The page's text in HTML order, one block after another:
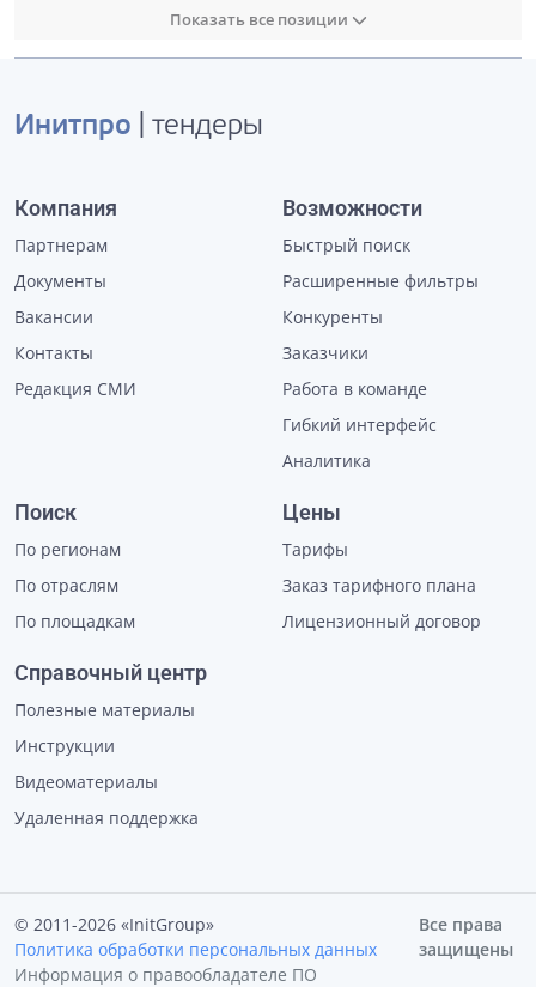
Показать все позиции
Инитпро | тендеры
Компания
Партнерам
Документы
Вакансии
Контакты
Редакция СМИ
Возможности
Быстрый поиск
Расширенные фильтры
Конкуренты
Заказчики
Работа в команде
Гибкий интерфейс
Аналитика
Поиск
По регионам
По отраслям
По площадкам
Цены
Тарифы
Заказ тарифного плана
Лицензионный договор
Справочный центр
Полезные материалы
Инструкции
Видеоматериалы
Удаленная поддержка
© 2011-2026 «InitGroup»
Политика обработки персональных данных
Информация о правообладателе ПО
Все права
защищены